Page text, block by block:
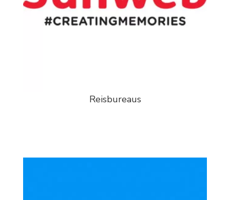
Reisbureaus